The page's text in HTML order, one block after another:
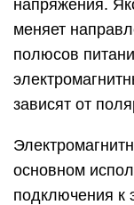
напряжения.
меняет
полюсов
зависят от
основном
подключения к